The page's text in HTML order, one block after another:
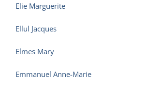
Elie Marguerite
Ellul Jacques
Elmes Mary
Emmanuel Anne-Marie